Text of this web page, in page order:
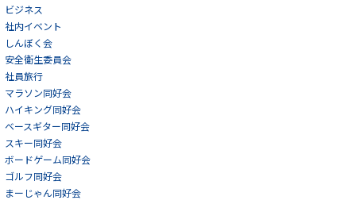
ビジネス
社内イベント
しんぼく会
安全衛生委員会
社員旅行
マラソン同好会
ハイキング同好会
ベースギター同好会
スキー同好会
ボードゲーム同好会
ゴルフ同好会
まーじゃん同好会